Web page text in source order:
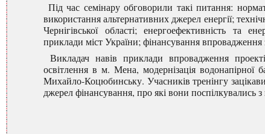
Під час семінару обговорили такі питання:
використання альтернативних джерел енергії;
Чернігівської області; енергоефективність та
приклади міст України; фінансування впровадження
Викладач навів приклади впровадження
освітлення в м. Мена, модернізація
Михайло-Коцюбинську. Учасників тренінгу
джерел фінансування, про які вони поспілкувались